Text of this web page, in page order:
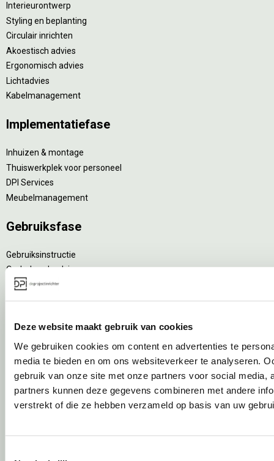
Deze website maakt gebruik van cookies
We gebruiken cookies om content en advertenties te
media te bieden en om ons websiteverkeer te analyseren.
gebruik van onze site met onze partners voor social media,
partners kunnen deze gegevens combineren met andere
verstrekt of die ze hebben verzameld op basis van uw
Interieurontwerp
Styling en beplanting
Circulair inrichten
Akoestisch advies
Ergonomisch advies
Lichtadvies
Kabelmanagement
Implementatiefase
Inhuizen & montage
Thuiswerkplek voor personeel
DPI Services
Meubelmanagement
Gebruiksfase
Gebruiksinstructie
Onderhoudsadvies
Levensduurverlengend onderhoud
Specialistische reiniging
Interne verhuizing
Circulair inrichten
Wat is circulair inrichten?
Sociaal en circulair ondernemen